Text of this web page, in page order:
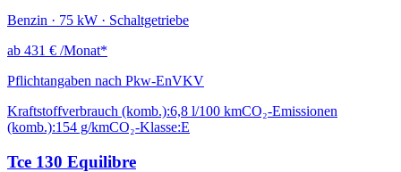
Benzin · 75 kW · Schaltgetriebe
ab 431 € /Monat*
Pflichtangaben nach Pkw-EnVKV
Kraftstoffverbrauch (komb.):6,8 l/100 kmCO₂-Emissionen
(komb.):154 g/kmCO₂-Klasse:E
Tce 130 Equilibre